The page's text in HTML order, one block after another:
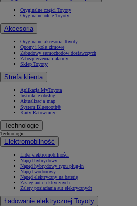
Oryginalne części Toyoty
Oryginalne oleje Toyoty
Akcesoria
Oryginalne akcesoria Toyoty
Opony i koła zimowe
Zabudowy samochodów dostawczych
Zabezpieczenia i alarmy
Sklep Toyoty
Strefa klienta
Aplikacja MyToyota
Instrukcje obsługi
Aktualizacja map
System Bluetooth®
Karty Ratownicze
Technologie
Technologie
Elektromobilność
Lider elektromobilności
Napęd hybrydowy
Napęd hybrydowy typu plug-in
Napęd wodorowy
Napęd elektryczny na baterię
Zasięg aut elektrycznych
Zalety posiadania aut elektrycznych
Ładowanie elektrycznej Toyoty